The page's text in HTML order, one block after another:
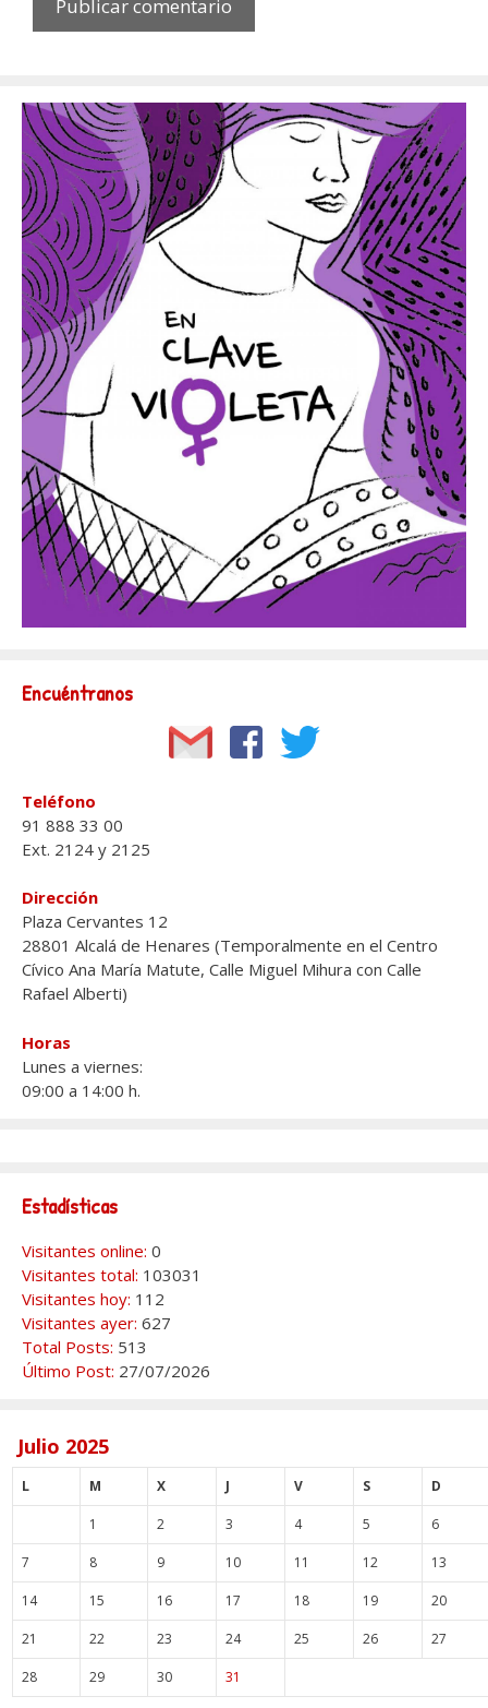
Encuéntranos
Teléfono
91 888 33 00
Ext. 2124 y 2125
Dirección
Plaza Cervantes 12
28801 Alcalá de Henares (Temporalmente en el Centro
Cívico Ana María Matute, Calle Miguel Mihura con Calle
Rafael Alberti)
Horas
Lunes a viernes:
09:00 a 14:00 h.
Estadísticas
Visitantes online: 0
Visitantes total: 103031
Visitantes hoy: 112
Visitantes ayer: 627
Total Posts: 513
Último Post: 27/07/2026
Julio 2025
L M X J V S D
1 2 3 4 5 6
7 8 9 10 11 12 13
14 15 16 17 18 19 20
21 22 23 24 25 26 27
28 29 30 31